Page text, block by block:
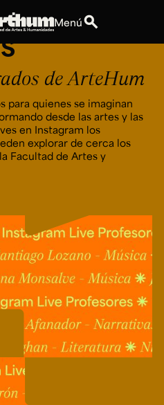
Menúsearch
expand_more
expand_more
Teléfono
[+57] (601) 339 4949
Arte e
del Arte
Ext. 2626
Música
2504
Educación
Continua
Ext. 4795
— Live
de ArteHum
para quienes se imaginan
desde las artes y las
en Instagram los
explorar de cerca los
Facultad de Artes y